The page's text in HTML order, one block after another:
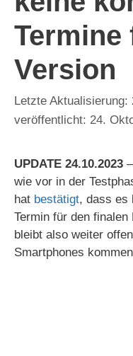
Termine
Version
24.
UPDATE 24.10.2023
wie vor in der
hat bestätigt, dass es
Termin für den
bleibt also weiter
Smartphones